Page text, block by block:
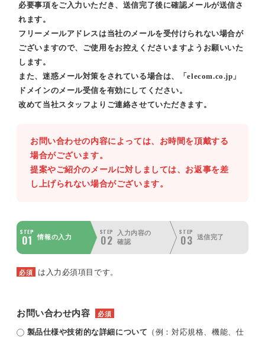
必要事項をご入力いただき、送信完了後に確認メールが送信さ
れます。
フリーメールアドレスは当社のメールを受付けられない場合が
ございますので、ご使用をお控えくださいますようお願いいた
します。
また、迷惑メール対策をされている場合は、「elecom.co.jp」
ドメインのメール受信を有効にしてください。
改めて当社スタッフよりご連絡させていただきます。
お問い合わせの内容によっては、お時間を頂戴する
場合がございます。
提案やご紹介のメールに対しましては、お返事を差
し上げられない場合がございます。
STEP
01 情報の入力
STEP
02
入力内容の
確認
STEP
03 送信完了
必須 は入力必須項目です。
お問い合わせ内容 必須
製品仕様や技術的な詳細について （例：対応規格、機能、仕